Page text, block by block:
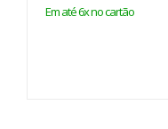
Em até 6x no cartão